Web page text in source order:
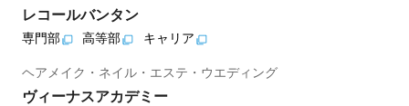
レコールバンタン
専門部 高等部 キャリア
ヘアメイク・ネイル・エステ・ウエディング
ヴィーナスアカデミー